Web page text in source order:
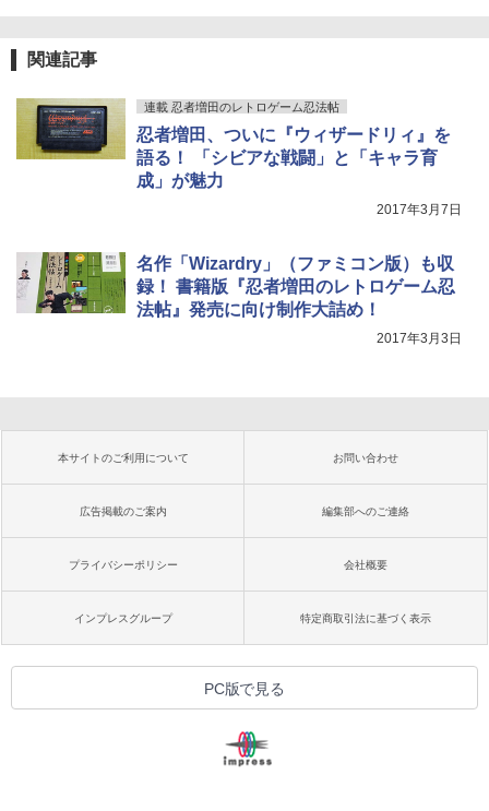
関連記事
連載 忍者増田のレトロゲーム忍法帖
忍者増田、ついに『ウィザードリィ』を
語る！ 「シビアな戦闘」と「キャラ育
成」が魅力
2017年3月7日
名作「Wizardry」（ファミコン版）も収
録！ 書籍版『忍者増田のレトロゲーム忍
法帖』発売に向け制作大詰め！
2017年3月3日
本サイトのご利用について お問い合わせ
広告掲載のご案内 編集部へのご連絡
プライバシーポリシー 会社概要
インプレスグループ 特定商取引法に基づく表示
PC版で見る